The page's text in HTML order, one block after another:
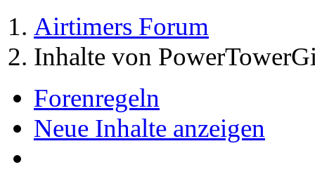
Airtimers Forum
Inhalte von
Forenregeln
Neue Inhalte anzeigen